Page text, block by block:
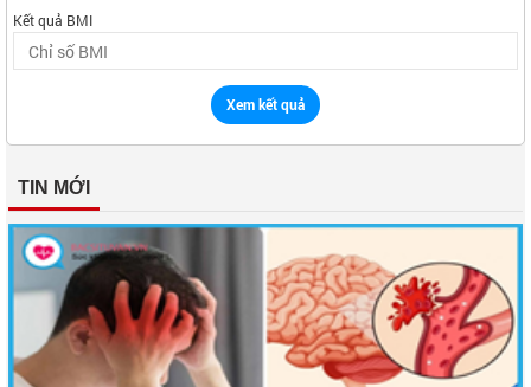
Kết quả BMI
Xem kết quả
TIN MỚI